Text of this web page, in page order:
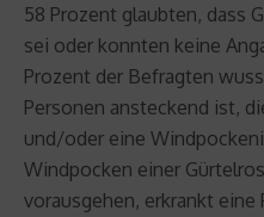
58 Prozent glaubten, dass
sei oder konnten keine
Prozent der Befragten
Personen ansteckend ist,
und/oder eine
Windpocken einer
vorausgehen, erkrankt eine